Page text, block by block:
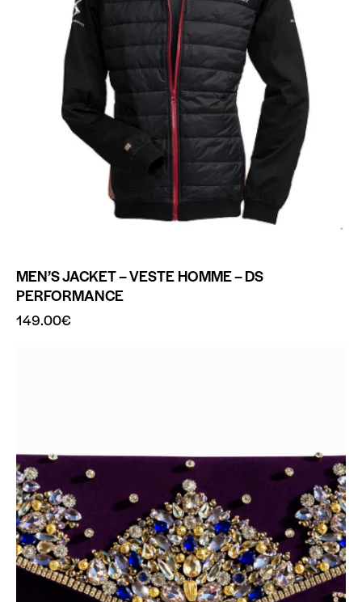
MEN’S JACKET – VESTE HOMME – DS
PERFORMANCE
149.00€